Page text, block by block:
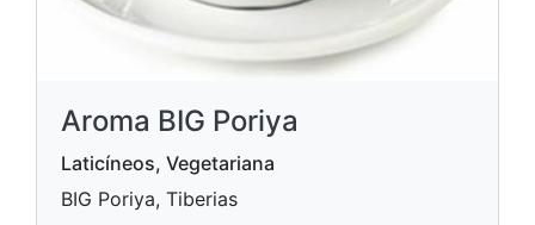
Aroma BIG Poriya
Laticíneos, Vegetariana
BIG Poriya, Tiberias